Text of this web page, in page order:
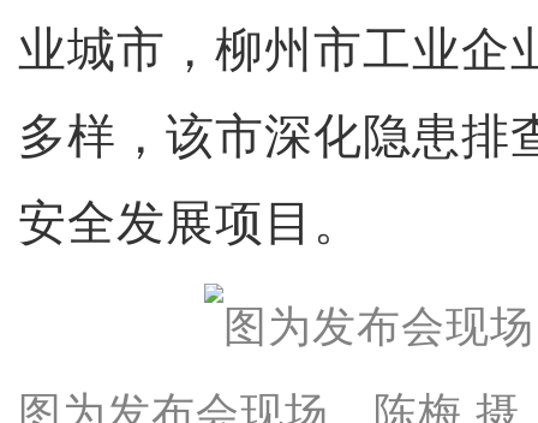
业城市，柳州市工业企
多样，该市深化隐患排
安全发展项目。
图为发布会现场。陈梅 摄